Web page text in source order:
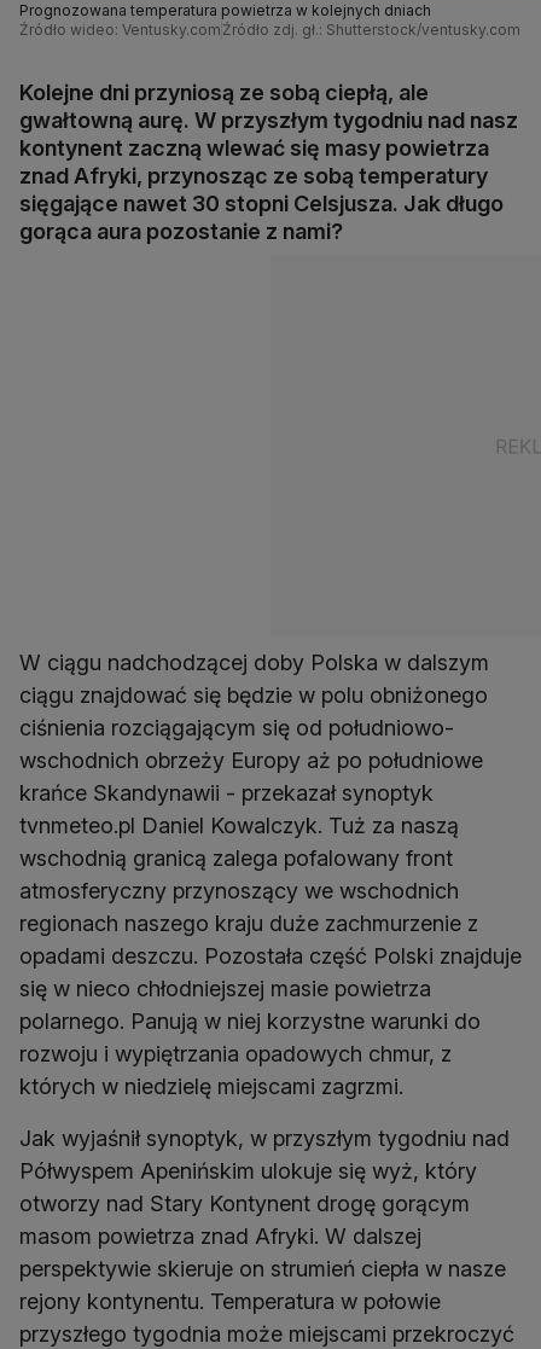
Prognozowana temperatura powietrza w kolejnych dniach
Źródło wideo: Ventusky.com Źródło zdj. gł.: Shutterstock/ventusky.com
Kolejne dni przyniosą ze sobą ciepłą, ale
gwałtowną aurę. W przyszłym tygodniu nad nasz
kontynent zaczną wlewać się masy powietrza
znad Afryki, przynosząc ze sobą temperatury
sięgające nawet 30 stopni Celsjusza. Jak długo
gorąca aura pozostanie z nami?
W ciągu nadchodzącej doby Polska w dalszym
ciągu znajdować się będzie w polu obniżonego
ciśnienia rozciągającym się od południowo-
wschodnich obrzeży Europy aż po południowe
krańce Skandynawii - przekazał synoptyk
tvnmeteo.pl Daniel Kowalczyk. Tuż za naszą
wschodnią granicą zalega pofalowany front
atmosferyczny przynoszący we wschodnich
regionach naszego kraju duże zachmurzenie z
opadami deszczu. Pozostała część Polski znajduje
się w nieco chłodniejszej masie powietrza
polarnego. Panują w niej korzystne warunki do
rozwoju i wypiętrzania opadowych chmur, z
których w niedzielę miejscami zagrzmi.
Jak wyjaśnił synoptyk, w przyszłym tygodniu nad
Półwyspem Apenińskim ulokuje się wyż, który
otworzy nad Stary Kontynent drogę gorącym
masom powietrza znad Afryki. W dalszej
perspektywie skieruje on strumień ciepła w nasze
rejony kontynentu. Temperatura w połowie
przyszłego tygodnia może miejscami przekroczyć